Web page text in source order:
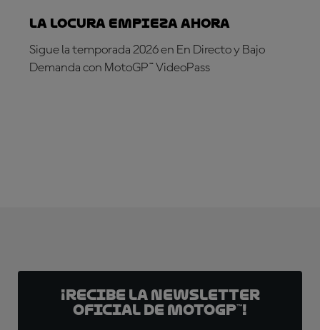
La locura empieza ahora
Sigue la temporada 2026 en En Directo y Bajo
Demanda con MotoGP™ VideoPass
¡Recibe la Newsletter
oficial de MotoGP™!